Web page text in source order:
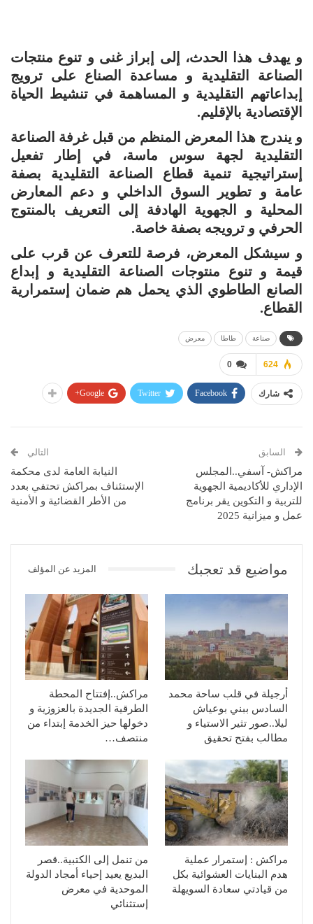
و يهدف هذا الحدث، إلى إبراز غنى و تنوع منتجات
الصناعة التقليدية و مساعدة الصناع على ترويج
إبداعاتهم التقليدية و المساهمة في تنشيط الحياة
الإقتصادية بالإقليم.
و يندرج هذا المعرض المنظم من قبل غرفة الصناعة
التقليدية لجهة سوس ماسة، في إطار تفعيل
إستراتيجية تنمية قطاع الصناعة التقليدية بصفة
عامة و تطوير السوق الداخلي و دعم المعارض
المحلية و الجهوية الهادفة إلى التعريف بالمنتوج
الحرفي و ترويجه بصفة خاصة.
و سيشكل المعرض، فرصة للتعرف عن قرب على
قيمة و تنوع منتوجات الصناعة التقليدية و إبداع
الصانع الطاطوي الذي يحمل هم ضمان إستمرارية
القطاع.
صناعة طاطا معرض
0 624
شارك Facebook
Twitter
Google+
السابق
مراكش- آسفي..المجلس
الإداري للأكاديمية الجهوية
للتربية و التكوين يقر برنامج
عمل و ميزانية 2025
التالي
النيابة العامة لدى محكمة
الإستئناف بمراكش تحتفي بعدد
من الأطر القضائية و الأمنية
مواضيع قد تعجبك المزيد عن المؤلف
أرجيلة في قلب ساحة محمد
السادس ببني بوعياش
ليلا..صور تثير الاستياء و
مطالب بفتح تحقيق
مراكش..إفتتاح المحطة
الطرقية الجديدة بالعزوزية و
دخولها حيز الخدمة إبتداء من
منتصف…
مراكش : إستمرار عملية
هدم البنايات العشوائية بكل
من قيادتي سعادة السويهلة
من تنمل إلى الكتبية..قصر
البديع يعيد إحياء أمجاد الدولة
الموحدية في معرض
إستثنائي